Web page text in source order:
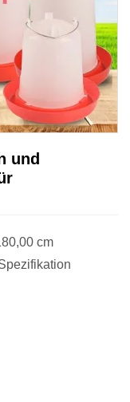
und
cm